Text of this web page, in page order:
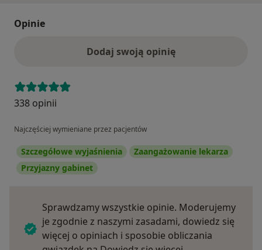
Opinie
Dodaj swoją opinię
338 opinii
Najczęściej wymieniane przez pacjentów
Szczegółowe wyjaśnienia
Zaangażowanie lekarza
Przyjazny gabinet
Sprawdzamy wszystkie opinie. Moderujemy
je zgodnie z naszymi zasadami, dowiedz się
więcej o opiniach i sposobie obliczania